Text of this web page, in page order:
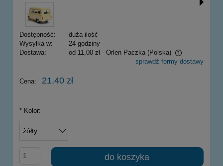
Dostępność:
duża ilość
Wysyłka w:
24 godziny
Dostawa:
od 11,00 zł - Orlen Paczka (Polska)
Cena nie zawiera ewentualnych kosztów płatności
sprawdź formy dostawy
Cena: 21,40 zł
* Kolor:
do koszyka